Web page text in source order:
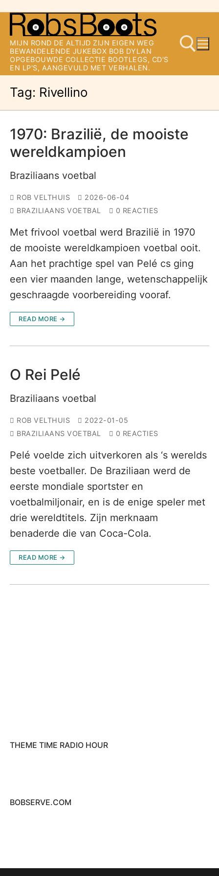
naar
de
inhoud
MIJN ROND DE ALTIJD ZIJN EIGEN WEG
BEWANDELENDE JUKEBOX BOB DYLAN
OPGEBOUWDE COLLECTIE BOOTLEGS, CD'S
EN LP'S, AANGEVULD MET VERHALEN.
Zoeken naar:
Tag: Rivellino
1970: Brazilië, de mooiste
wereldkampioen
Braziliaans voetbal
ROB VELTHUIS
2026-06-04
BRAZILIAANS VOETBAL
0 REACTIES
Met frivool voetbal werd Brazilië in 1970
de mooiste wereldkampioen voetbal ooit.
Aan het prachtige spel van Pelé cs ging
een vier maanden lange, wetenschappelijk
geschraagde voorbereiding vooraf.
READ MORE →
O Rei Pelé
Braziliaans voetbal
ROB VELTHUIS
2022-01-05
BRAZILIAANS VOETBAL
0 REACTIES
Pelé voelde zich uitverkoren als ‘s werelds
beste voetballer. De Braziliaan werd de
eerste mondiale sportster en
voetbalmiljonair, en is de enige speler met
drie wereldtitels. Zijn merknaam
benaderde die van Coca-Cola.
READ MORE →
THEME TIME RADIO HOUR
BOBSERVE.COM